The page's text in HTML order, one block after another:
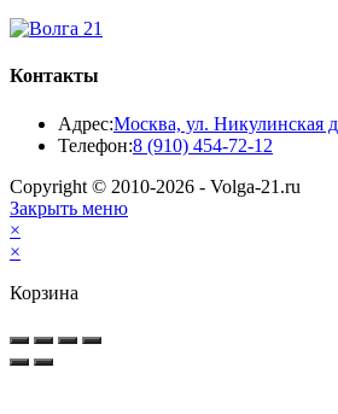
Контакты
Адрес:Москва, ул. Никулинская
Телефон:8 (910) 454-72-12
вашем
Copyright © 2010-2026 - Volga-21.ru
Закрыть меню
×
×
Корзина